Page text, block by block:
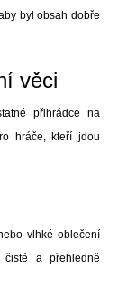
byl obsah dobře
věci
přihrádce na
hráče, kteří jdou
vlhké oblečení
čisté a přehledně